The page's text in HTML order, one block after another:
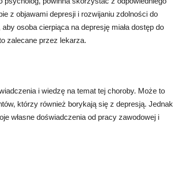
z objawami depresji i rozwijaniu zdolności do
osoba cierpiąca na depresję miała dostęp do
zalecane przez lekarza.
i wiedzę na temat tej choroby. Może to
którzy również borykają się z depresją. Jednak
własne doświadczenia od pracy zawodowej i